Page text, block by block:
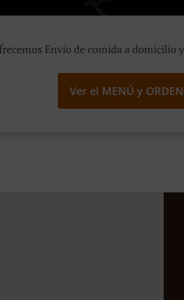
Envío de comida a domicilio
Ver el MENÚ y